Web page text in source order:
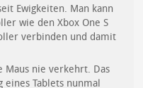
Ewigkeiten. Man kann
wie den Xbox One S
verbinden und damit
Maus nie verkehrt. Das
Tablets nunmal